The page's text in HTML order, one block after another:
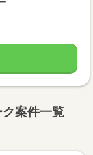
案件一覧